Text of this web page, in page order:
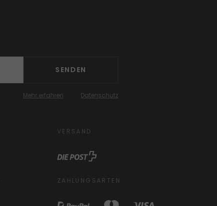
SENDEN
Mehr erfahren Datenschutz
VERSAND
ZAHLUNGSARTEN